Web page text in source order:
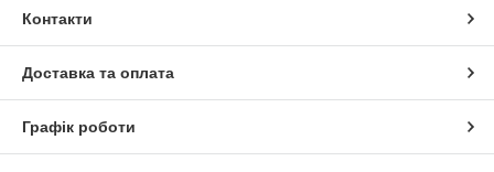
Контакти
Доставка та оплата
Графік роботи